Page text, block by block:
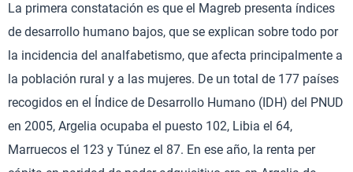
La primera constatación es que el Magreb presenta índices
de desarrollo humano bajos, que se explican sobre todo por
la incidencia del analfabetismo, que afecta principalmente a
la población rural y a las mujeres. De un total de 177 países
recogidos en el Índice de Desarrollo Humano (IDH) del PNUD
en 2005, Argelia ocupaba el puesto 102, Libia el 64,
Marruecos el 123 y Túnez el 87. En ese año, la renta per